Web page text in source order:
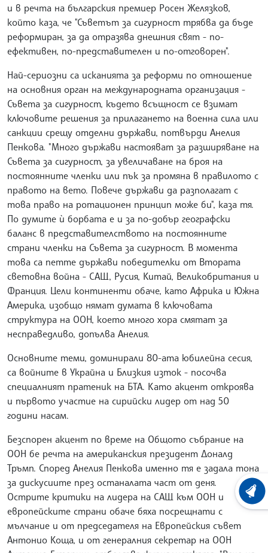
и в речта на българския премиер Росен Желязков,
който каза, че "Съветът за сигурност трябва да бъде
реформиран, за да отразява днешния свят - по-
ефективен, по-представителен и по-отговорен".
Най-сериозни са исканията за реформи по отношение
на основния орган на международната организация -
Съвета за сигурност, където всъщност се взимат
ключовите решения за прилагането на военна сила или
санкции срещу отделни държави, потвърди Анелия
Пенкова. "Много държави настояват за разширяване на
Съвета за сигурност, за увеличаване на броя на
постоянните членки или пък за промяна в правилото с
правото на вето. Повече държави да разполагат с
това право на ротационен принцип може би", каза тя.
По думите ѝ борбата е и за по-добър географски
баланс в представителството на постоянните
страни членки на Съвета за сигурност. В момента
това са петте държави победителки от Втората
световна война - САЩ, Русия, Китай, Великобритания и
Франция. Цели континенти обаче, като Африка и Южна
Америка, изобщо нямат думата в ключовата
структура на ООН, което много хора смятат за
несправедливо, допълва Анелия.
Основните теми, доминирали 80-ата юбилейна сесия,
са войните в Украйна и Близкия изток - посочва
специалният пратеник на БТА. Като акцент откроява
и първото участие на сирийски лидер от над 50
години насам.
Безспорен акцент по време на Общото събрание на
ООН бе речта на американския президент Доналд
Тръмп. Според Анелия Пенкова именно тя е задала тона
за дискусиите през останалата част от деня.
Острите критики на лидера на САЩ към ООН и
европейските страни обаче бяха посрещнати с
мълчание и от председателя на Европейския съвет
Антонио Коща, и от генералния секретар на ООН